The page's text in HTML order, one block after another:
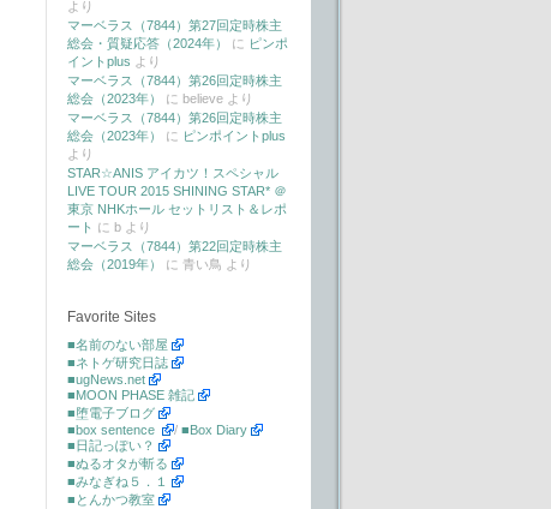
より
マーベラス（7844）第27回定時株主
総会・質疑応答（2024年）
に ピンポ
イントplus より
マーベラス（7844）第26回定時株主
総会（2023年）
に believe より
マーベラス（7844）第26回定時株主
総会（2023年）
に ピンポイントplus
より
STAR☆ANIS アイカツ！スペシャル
LIVE TOUR 2015 SHINING STAR* ＠
東京 NHKホール セットリスト＆レポ
ート に b より
マーベラス（7844）第22回定時株主
総会（2019年）
に 青い鳥 より
Favorite Sites
■名前のない部屋
■ネトゲ研究日誌
■ugNews.net
■MOON PHASE 雑記
■堕電子ブログ
■box sentence
/ ■Box Diary
■日記っぽい？
■ぬるオタが斬る
■みなぎね５．１
■とんかつ教室